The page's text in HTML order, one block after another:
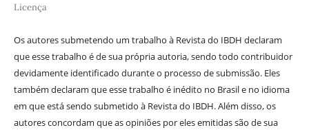
Licença
Os autores submetendo um trabalho à Revista do IBDH declaram
que esse trabalho é de sua própria autoria, sendo todo contribuidor
devidamente identificado durante o processo de submissão. Eles
também declaram que esse trabalho é inédito no Brasil e no idioma
em que está sendo submetido à Revista do IBDH. Além disso, os
autores concordam que as opiniões por eles emitidas são de sua